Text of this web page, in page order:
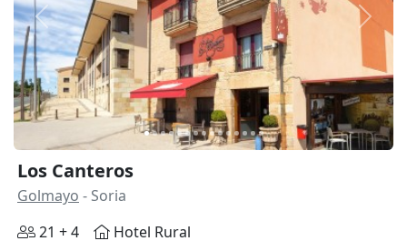
Anterior
Los Canteros
Golmayo - Soria
21 + 4
Hotel Rural